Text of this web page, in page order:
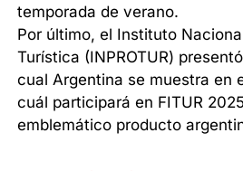
temporada de verano.
Por último, el Instituto
Turística (INPROTUR)
cual Argentina se muestra en
cuál participará en FITUR
emblemático producto